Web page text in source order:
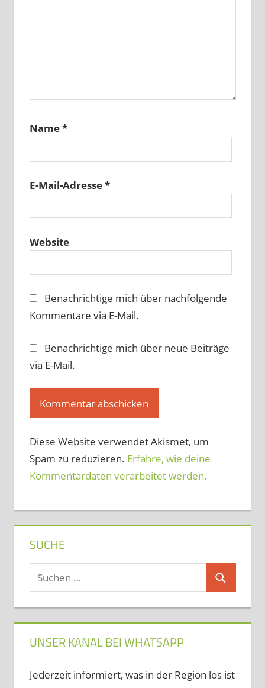
Name*
E-Mail-Adresse*
Website
Benachrichtige mich über nachfolgende
Kommentare via E-Mail.
Benachrichtige mich über neue Beiträge
via E-Mail.
Diese Website verwendet Akismet, um
Spam zu reduzieren. Erfahre, wie deine
Kommentardaten verarbeitet werden.
SUCHE
Suchen
nach:
Suchen
UNSER KANAL BEI WHATSAPP
Jederzeit informiert, was in der Region los ist